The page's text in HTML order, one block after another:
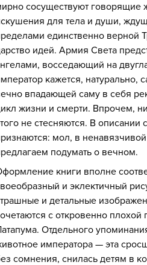
сосуществуют говорящие
для тела и души,
единственно верной
идей. Армия Света
восседающий на
кажется, натурально,
впадающей саму в себя
жизни и смерти. Впрочем,
не стесняются. В
мол, в
подумать о вечном.
книги вполне
и эклектичный
и детальные
с откровенно плохой
Отдельного
императора — эта
сомнения, снилась детям в